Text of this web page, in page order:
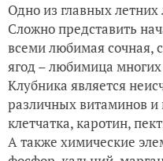
Одно из главных летних
Сложно представить
всеми любимая сочная,
ягод – любимица
Клубника является
различных витаминов
клетчатка, каротин,
А также химические